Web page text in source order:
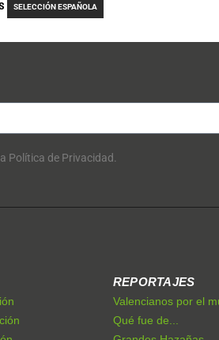
SELECCIÓN ESPAÑOLA
Política de Privacidad.
REPORTAJES
Valencianos por el
Qué fue de...